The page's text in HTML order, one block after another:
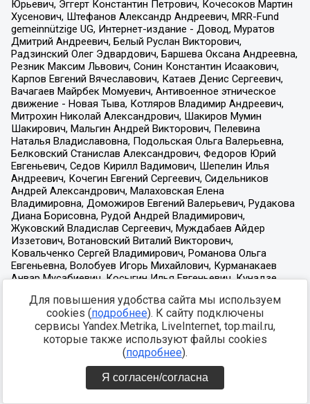
Для повышения удобства сайта мы используем
cookies (подробнее). К сайту подключены
сервисы Yandex.Metrika, LiveInternet, top.mail.ru,
которые также используют файлы cookies
(подробнее).
Я согласен/согласна